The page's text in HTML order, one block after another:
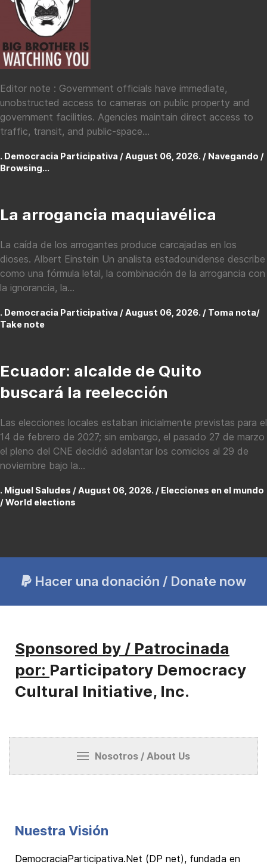
Editor note : Government officials have immediate,
unobstructed access to cameras on public property and
government facilities. Agencies maintain direct access to
traffic, transit, and public-space...
. Democracia Participativa / August 06, 2026. / Navegando /
Browsing...
La arrogancia maquiavélica
La caída de los arrogantes produce carcajadas en los
dioses. Albert Einstein Un analista estadounidense describe
como una fórmula letal, la combinación de la arrogancia con
la ignorancia, la...
. Democracia Participativa / August 06, 2026. / Toma nota/
Take note
Ecuador: alcalde de Quito
buscará la reelección
Las elecciones locales estaban inicialmente previstas para el
14 de febrero de 2027; sin embargo, el pasado 27 de marzo
el pleno del CNE decidió adelantar los comicios al 29 de
noviembre bajo la...
. Miguel Saludes / August 06, 2026. / Elecciones en el mundo
/ World elections
Hacer una donación / Donate now
Sponsored by / Patrocinada
por: Participatory Democracy
Cultural Initiative, Inc.
Nosotros / About Us
Nuestra Visión
DemocraciaParticipativa.Net (DP net), fundada en